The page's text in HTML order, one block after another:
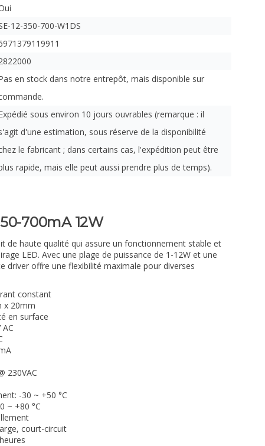
12-350-700-W1DS
en stock dans notre entrepôt, mais disponible sur
sous environ 10 jours ouvrables (remarque : il
d'une estimation, sous réserve de la disponibilité
le fabricant ; dans certains cas, l'expédition peut être
rapide, mais elle peut aussi prendre plus de temps).
700mA 12W
de haute qualité qui assure un fonctionnement stable et
LED. Avec une plage de puissance de 1-12W et une
driver offre une flexibilité maximale pour diverses
constant
x 20mm
en surface
230VAC
-30 ~ +50 °C
~ +80 °C
court-circuit